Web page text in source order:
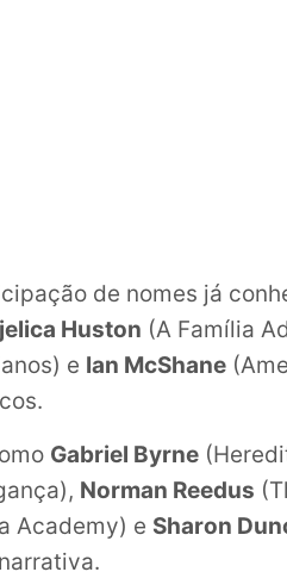
de nomes já
Huston (A Família
e Ian McShane
Gabriel Byrne
Norman Reedus
Academy) e Sharon